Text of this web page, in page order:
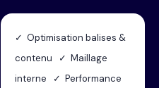
✓ Optimisation balises &
contenu ✓ Maillage
interne ✓ Performance